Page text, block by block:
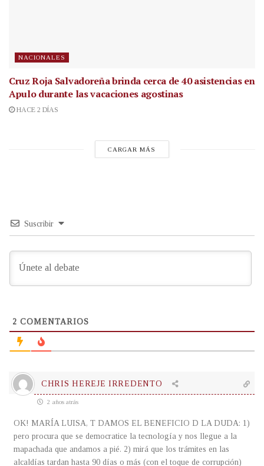
NACIONALES
Cruz Roja Salvadoreña brinda cerca de 40 asistencias en
Apulo durante las vacaciones agostinas
HACE 2 DÍAS
CARGAR MÁS
Suscribir
2 COMENTARIOS
CHRIS HEREJE IRREDENTO
2 años atrás
OK! MARÍA LUISA, T DAMOS EL BENEFICIO D LA DUDA: 1)
pero procura que se democratice la tecnología y nos llegue a la
mapachada que andamos a pié. 2) mirá que los trámites en las
alcaldías tardan hasta 90 días o más (con el toque de corrupción)